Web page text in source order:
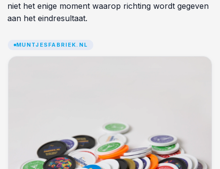
niet het enige moment waarop richting wordt gegeven
aan het eindresultaat.
MUNTJESFABRIEK.NL